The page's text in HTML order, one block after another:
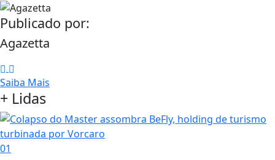
Publicado por:
Agazetta
Saiba Mais
+ Lidas
01